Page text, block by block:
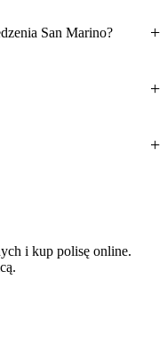
San Marino?
i kup polisę online.